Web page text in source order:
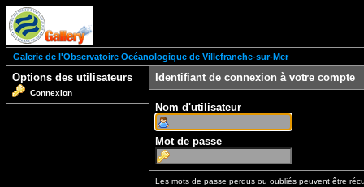
Galerie de l'Observatoire Océanologique de Villefranche-sur-Mer
Options des utilisateurs
Connexion
Identifiant de connexion à votre compte
Nom d'utilisateur
Mot de passe
Les mots de passe perdus ou oubliés peuvent être